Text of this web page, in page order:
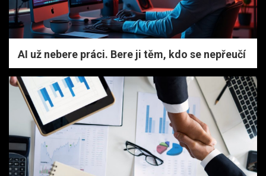
AI už nebere práci. Bere ji těm, kdo se nepřeučí